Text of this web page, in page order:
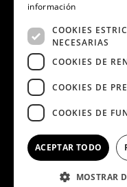
información
COOKIES
NECESARIAS
COOKIES DE
COOKIES DE
COOKIES DE
ACEPTAR TODO
MOSTRAR